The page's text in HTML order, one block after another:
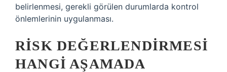
belirlenmesi, gerekli görülen durumlarda kontrol
önlemlerinin uygulanması.
RISK DEĞERLENDIRMESI
HANGI AŞAMADA